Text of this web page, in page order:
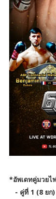
*อัพเดทคู่มวยไ
- คู่ที่ 1 (8 ยก